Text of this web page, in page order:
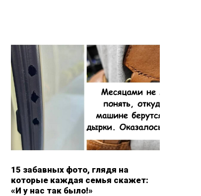
15 забавных фото, глядя на
которые каждая семья скажет:
«И у нас так было!»